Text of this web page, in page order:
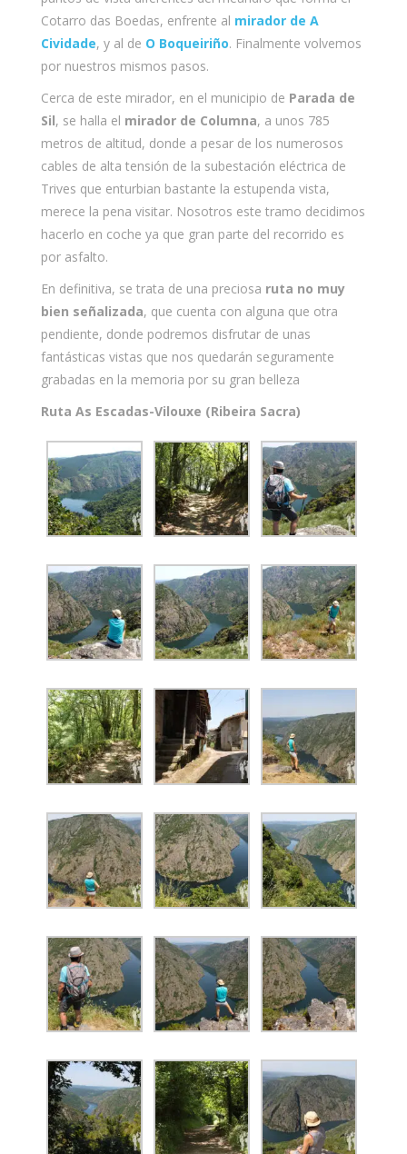
Cotarro das Boedas, enfrente al mirador de A
Cividade, y al de O Boqueiriño. Finalmente volvemos
por nuestros mismos pasos.
Cerca de este mirador, en el municipio de Parada de
Sil, se halla el mirador de Columna, a unos 785
metros de altitud, donde a pesar de los numerosos
cables de alta tensión de la subestación eléctrica de
Trives que enturbian bastante la estupenda vista,
merece la pena visitar. Nosotros este tramo decidimos
hacerlo en coche ya que gran parte del recorrido es
por asfalto.
En definitiva, se trata de una preciosa ruta no muy
bien señalizada, que cuenta con alguna que otra
pendiente, donde podremos disfrutar de unas
fantásticas vistas que nos quedarán seguramente
grabadas en la memoria por su gran belleza
Ruta As Escadas-Vilouxe (Ribeira Sacra)